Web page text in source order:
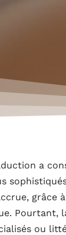
a
grâce
Pourtant,
ou